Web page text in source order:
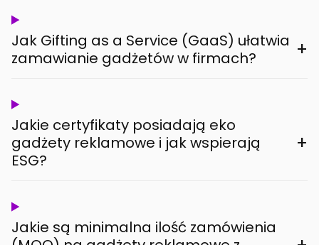
Jak Gifting as a Service (GaaS) ułatwia
zamawianie gadżetów w firmach?
+
Jakie certyfikaty posiadają eko
gadżety reklamowe i jak wspierają
ESG?
+
Jakie są minimalna ilość zamówienia